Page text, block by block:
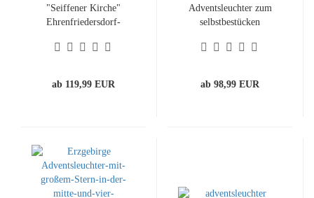
"Seiffener Kirche"
Ehrenfriedersdorf-
ab 119,99 EUR
Adventsleuchter zum
selbstbestücken
ab 98,99 EUR